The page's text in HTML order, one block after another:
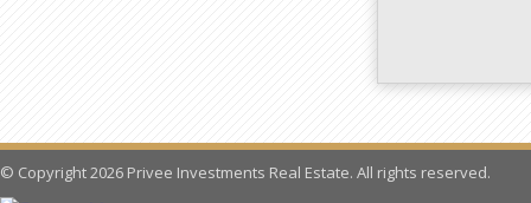
© Copyright 2026 Privee Investments Real Estate. All rights reserved.